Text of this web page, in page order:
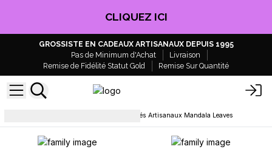
CLIQUEZ ICI
GROSSISTE EN CADEAUX ARTISANAUX DEPUIS 1995
Pas de Minimum d'Achat
Livraison
Remise de Fidélité Statut Gold
Remise Sur Quantité
Boite de Thés Artisanaux Mandala Leaves